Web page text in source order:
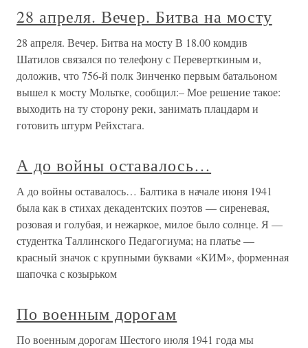
28 апреля. Вечер. Битва на мосту
28 апреля. Вечер. Битва на мосту В 18.00 комдив
Шатилов связался по телефону с Переверткиным и,
доложив, что 756-й полк Зинченко первым батальоном
вышел к мосту Мольтке, сообщил:– Мое решение такое:
выходить на ту сторону реки, занимать плацдарм и
готовить штурм Рейхстага.
А до войны оставалось…
А до войны оставалось… Балтика в начале июня 1941
была как в стихах декадентских поэтов — сиреневая,
розовая и голубая, и нежаркое, милое было солнце. Я —
студентка Таллинского Педагогиума; на платье —
красный значок с крупными буквами «КИМ», форменная
шапочка с козырьком
По военным дорогам
По военным дорогам Шестого июля 1941 года мы